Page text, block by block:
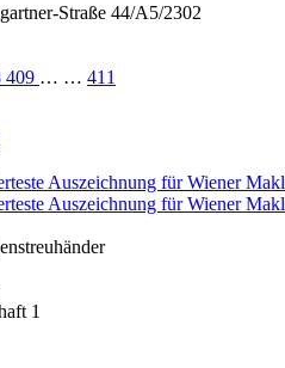
Straße 44/A5/2302
409 … … 411
1